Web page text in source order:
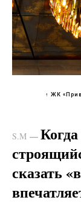
↑ ЖК
S.M —
сказать